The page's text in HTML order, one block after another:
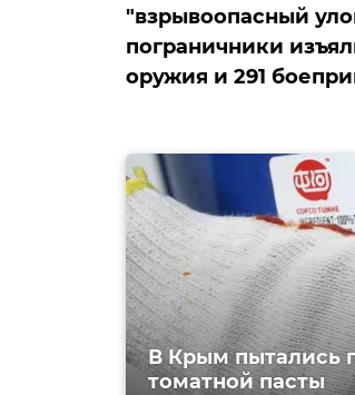
"взрывоопасный
пограничники
оружия и 291
В Крым пытались
томатной пасты